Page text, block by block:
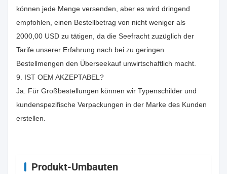
können jede Menge versenden, aber es wird dringend
empfohlen, einen Bestellbetrag von nicht weniger als
2000,00 USD zu tätigen, da die Seefracht zuzüglich der
Tarife unserer Erfahrung nach bei zu geringen
Bestellmengen den Überseekauf unwirtschaftlich macht.
9. IST OEM AKZEPTABEL?
Ja. Für Großbestellungen können wir Typenschilder und
kundenspezifische Verpackungen in der Marke des Kunden
erstellen.
Produkt-Umbauten